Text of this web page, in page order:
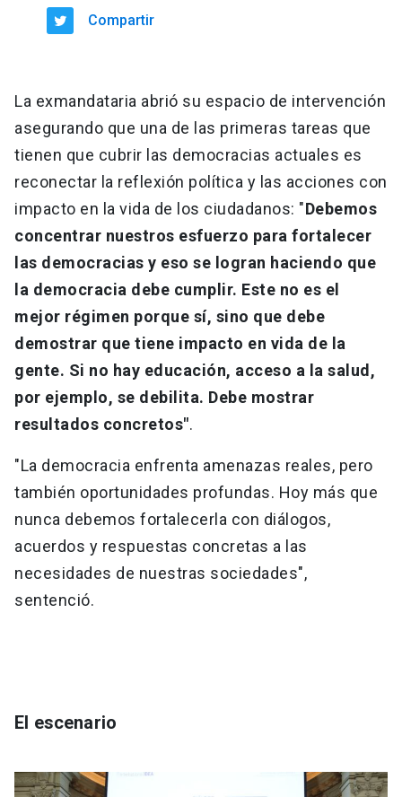
Compartir
La exmandataria abrió su espacio de intervención
asegurando que una de las primeras tareas que
tienen que cubrir las democracias actuales es
reconectar la reflexión política y las acciones con
impacto en la vida de los ciudadanos: "Debemos
concentrar nuestros esfuerzo para fortalecer
las democracias y eso se logran haciendo que
la democracia debe cumplir. Este no es el
mejor régimen porque sí, sino que debe
demostrar que tiene impacto en vida de la
gente. Si no hay educación, acceso a la salud,
por ejemplo, se debilita. Debe mostrar
resultados concretos".
"La democracia enfrenta amenazas reales, pero
también oportunidades profundas. Hoy más que
nunca debemos fortalecerla con diálogos,
acuerdos y respuestas concretas a las
necesidades de nuestras sociedades",
sentenció.
El escenario